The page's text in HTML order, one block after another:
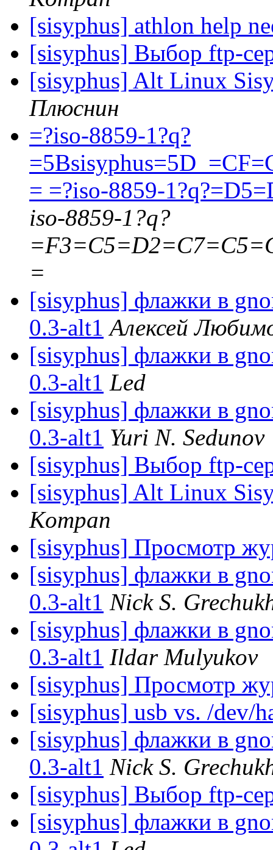
[sisyphus] athlon help
[sisyphus] Выбор ftp-
[sisyphus] Alt Linux
Плюснин
=?iso-8859-1?q?
= =?iso-8859-
iso-8859-1?q?
=
[sisyphus] флажки в
0.3-alt1 Алексей
[sisyphus] флажки в
0.3-alt1 Led
[sisyphus] флажки в
0.3-alt1 Yuri N. Sedunov
[sisyphus] Выбор ftp-
[sisyphus] Alt Linux
Kompan
[sisyphus] Просмотр
[sisyphus] флажки в
0.3-alt1 Nick S.
[sisyphus] флажки в
0.3-alt1 Ildar Mulyukov
[sisyphus] Просмотр
[sisyphus] usb vs. /dev/
[sisyphus] флажки в
0.3-alt1 Nick S.
[sisyphus] Выбор ftp-
[sisyphus] флажки в